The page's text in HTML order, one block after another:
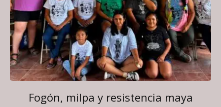
Fogón, milpa y resistencia maya